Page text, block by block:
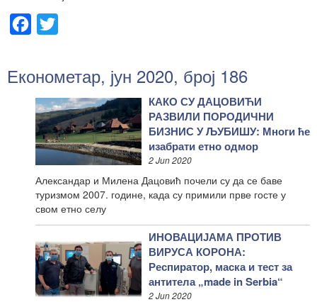
Facebook
Економетар, јун 2020, број 186
КАКО СУ ДАЦОВИЋИ
РАЗВИЛИ ПОРОДИЧНИ
БИЗНИС У ЉУБИШУ: Многи ће
изабрати етно одмор
2 Jun 2020
Александар и Милена Дацовић почели су да се баве
туризмом 2007. године, када су примили прве госте у
свом етно селу
ИНОВАЦИЈАМА ПРОТИВ
ВИРУСА КОРОНА:
Респиратор, маска и тест за
антитела „made in Serbia“
2 Jun 2020